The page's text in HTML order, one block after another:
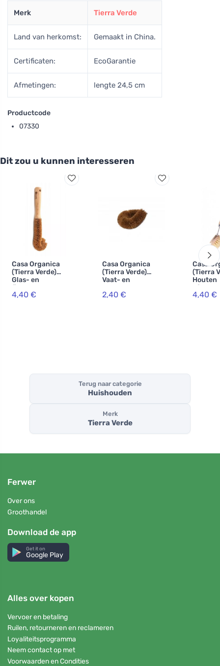
Merk Tierra Verde
Land van herkomst: Gemaakt in China.
Certificaten: EcoGarantie
Afmetingen: lengte 24,5 cm
Productcode
07330
Dit zou u kunnen interesseren
Casa Organica
(Tierra Verde)
Glas- en
flessenborstel
met handvat -
4,40 €
Casa Organica
(Tierra Verde)
Vaat- en
gemaakt van
2,40 €
Casa
(Tierra
Houten
met
4,40 €
Terug naar categorie
Huishouden
Merk
Tierra Verde
Ferwer
Over ons
Groothandel
Download de app
Get it on
Google Play
Alles over kopen
Vervoer en betaling
Ruilen, retourneren en reclameren
Loyaliteitsprogramma
Neem contact op met
Voorwaarden en Condities